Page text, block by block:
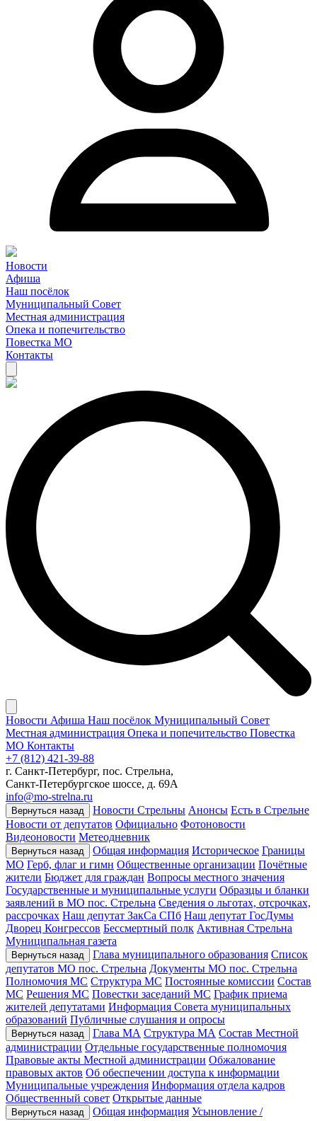
Новости
Афиша
Наш посёлок
Муниципальный Совет
Местная администрация
Опека и попечительство
Повестка МО
Контакты
Новости Афиша Наш посёлок Муниципальный Совет
Местная администрация Опека и попечительство Повестка
МО Контакты
+7 (812) 421-39-88
г. Санкт-Петербург, пос. Стрельна,
Санкт-Петербургское шоссе, д. 69А
info@mo-strelna.ru
Вернуться назад Новости Стрельны Анонсы Есть в Стрельне
Новости от депутатов Официально Фотоновости
Видеоновости Метеодневник
Вернуться назад Общая информация Историческое Границы
МО Герб, флаг и гимн Общественные организации Почётные
жители Бюджет для граждан Вопросы местного значения
Государственные и муниципальные услуги Образцы и бланки
заявлений в МО пос. Стрельна Сведения о льготах, отсрочках,
рассрочках Наш депутат ЗакСа СПб Наш депутат ГосДумы
Дворец Конгрессов Бессмертный полк Активная Стрельна
Муниципальная газета
Вернуться назад Глава муниципального образования Список
депутатов МО пос. Стрельна Документы МО пос. Стрельна
Полномочия МС Структура МС Постоянные комиссии Состав
МС Решения МС Повестки заседаний МС График приема
жителей депутатами Информация Совета муниципальных
образований Публичные слушания и опросы
Вернуться назад Глава МА Структура МА Состав Местной
администрации Отдельные государственные полномочия
Правовые акты Местной администрации Обжалование
правовых актов Об обеспечении доступа к информации
Муниципальные учреждения Информация отдела кадров
Общественный совет Открытые данные
Вернуться назад Общая информация Усыновление /